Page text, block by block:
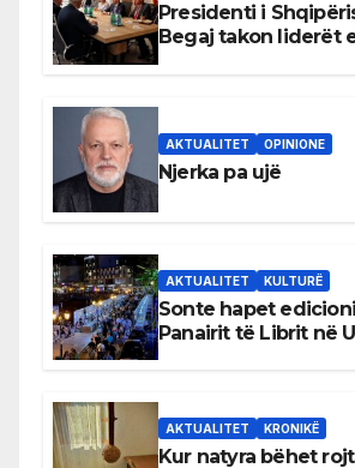
Presidenti i
Begaj takon liderët
AKTUALITET OPINIONE
Njerka pa ujë
AKTUALITET KULTURË
Sonte hapet
Panairit të Librit në
AKTUALITET KRONIKË
Kur natyra bëhet